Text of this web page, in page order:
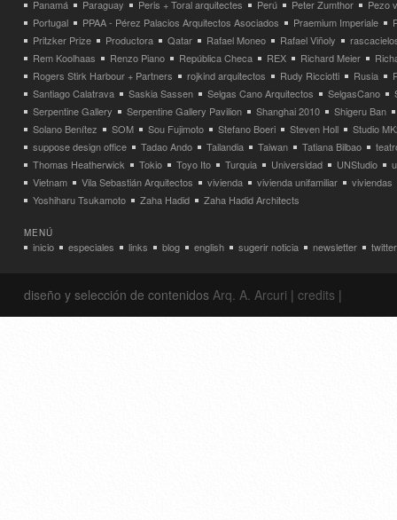
Panamá
Paraguay Peris + Toral arquitectes Perú Peter Zumthor
Pezo
Portugal
PPAA - Pérez Palacios Arquitectos Asociados Praemium Imperiale
Pritzker Prize
Productora Qatar Rafael Moneo Rafael Viñoly
Rem Koolhaas
Renzo Piano República Checa REX Richard Meier
Rogers Stirk Harbour + Partners
rojkind arquitectos Rudy Ricciotti Rusia
Santiago Calatrava
Saskia Sassen Selgas Cano Arquitectos SelgasCano
Serpentine Gallery
Serpentine Gallery Pavilion Shanghai 2010
Shigeru Ban
Solano Benítez
SOM Sou Fujimoto Stefano Boeri Steven Holl
Studio
suppose design office
Tadao Ando Tailandia Taiwan Tatiana Bilbao
Thomas Heatherwick
Tokio Toyo Ito Turquia Universidad UNStudio
Vietnam
Vila Sebastián Arquitectos vivienda vivienda unifamiliar
viviendas
Yoshiharu Tsukamoto
Zaha Hadid Zaha Hadid Architects
MENÚ
inicio especiales links blog english sugerir noticia newsletter twitter
diseño y selección de contenidos Arq. A. Arcuri | credits |